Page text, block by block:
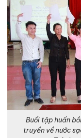
truyền về nước
Trà,
Hội đã tổ chức
thông về nước sạch
dân khu vực phía
đồng nghiệm thu
quan quyết định
Tuyên truyền
và vệ sinh môi
phẩm chuyên san
Trung tâm Đào
trường – Bộ Tài